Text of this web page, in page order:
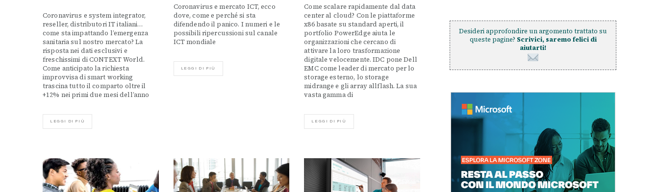
Coronavirus e system integrator,
reseller, distributori IT italiani…
come sta impattando l’emergenza
sanitaria sul nostro mercato? La
risposta nei dati esclusivi e
freschissimi di CONTEXT World.
Come anticipato la richiesta
improvvisa di smart working
trascina tutto il comparto oltre il
+12% nei primi due mesi dell’anno
LEGGI DI PIÙ
Coronavirus e mercato ICT, ecco
dove, come e perché si sta
difendendo il panico. I numeri e le
possibili ripercussioni sul canale
ICT mondiale
LEGGI DI PIÙ
Come scalare rapidamente dal data
center al cloud? Con le piattaforme
x86 basate su standard aperti, il
portfolio PowerEdge aiuta le
organizzazioni che cercano di
attivare la loro trasformazione
digitale velocemente. IDC pone Dell
EMC come leader di mercato per lo
storage esterno, lo storage
midrange e gli array allflash. La sua
vasta gamma di
LEGGI DI PIÙ
Desideri approfondire un argomento trattato su
queste pagine? Scrivici, saremo felici di
aiutarti!